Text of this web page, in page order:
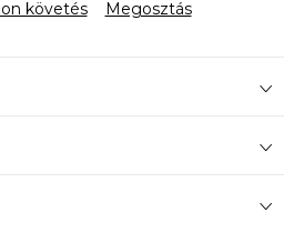
követés Megosztás